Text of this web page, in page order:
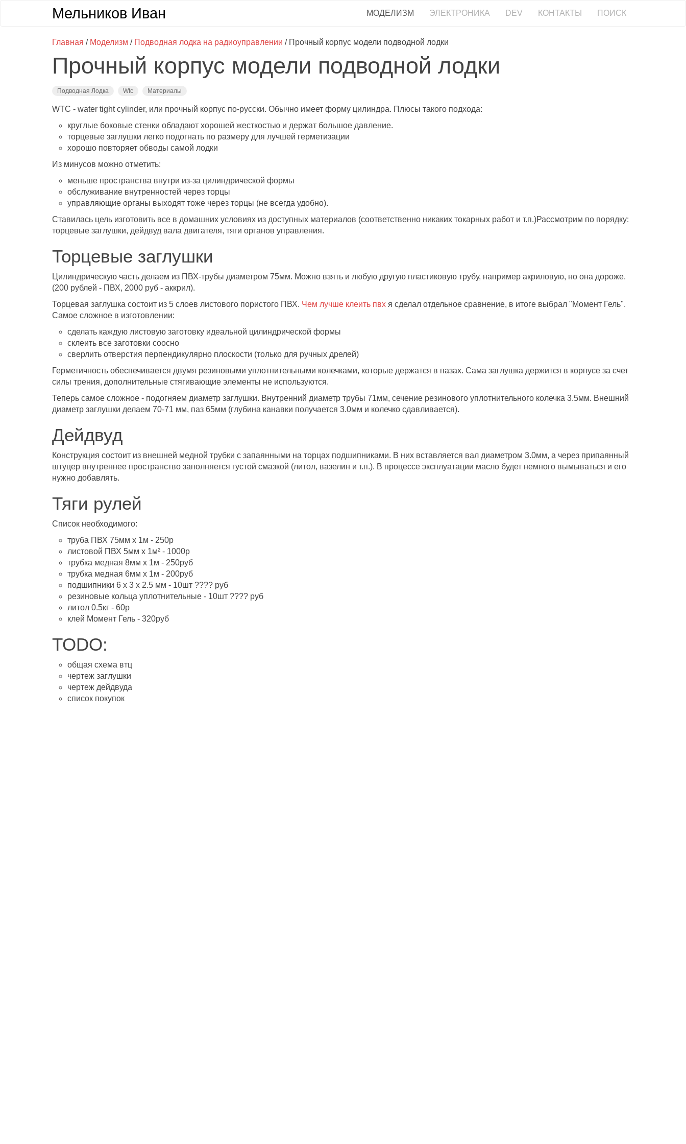
Мельников Иван МОДЕЛИЗМ ЭЛЕКТРОНИКА DEV КОНТАКТЫ ПОИСК
Главная / Моделизм / Подводная лодка на радиоуправлении / Прочный корпус модели подводной лодки
Прочный корпус модели подводной лодки
Подводная Лодка Wtc Материалы
WTC - water tight cylinder, или прочный корпус по-русски. Обычно имеет форму цилиндра. Плюсы такого подхода:
круглые боковые стенки обладают хорошей жесткостью и держат большое давление.
торцевые заглушки легко подогнать по размеру для лучшей герметизации
хорошо повторяет обводы самой лодки
Из минусов можно отметить:
меньше пространства внутри из-за цилиндрической формы
обслуживание внутренностей через торцы
управляющие органы выходят тоже через торцы (не всегда удобно).
Ставилась цель изготовить все в домашних условиях из доступных материалов (соответственно никаких токарных работ и т.п.)Рассмотрим по порядку:
торцевые заглушки, дейдвуд вала двигателя, тяги органов управления.
Торцевые заглушки
Цилиндрическую часть делаем из ПВХ-трубы диаметром 75мм. Можно взять и любую другую пластиковую трубу, например акриловую, но она дороже.
(200 рублей - ПВХ, 2000 руб - аккрил).
Торцевая заглушка состоит из 5 слоев листового пористого ПВХ. Чем лучше клеить пвх я сделал отдельное сравнение, в итоге выбрал "Момент Гель".
Самое сложное в изготовлении:
сделать каждую листовую заготовку идеальной цилиндрической формы
склеить все заготовки соосно
сверлить отверстия перпендикулярно плоскости (только для ручных дрелей)
Герметичность обеспечивается двумя резиновыми уплотнительными колечками, которые держатся в пазах. Сама заглушка держится в корпусе за счет
силы трения, дополнительные стягивающие элементы не используются.
Теперь самое сложное - подогняем диаметр заглушки. Внутренний диаметр трубы 71мм, сечение резинового уплотнительного колечка 3.5мм. Внешний
диаметр заглушки делаем 70-71 мм, паз 65мм (глубина канавки получается 3.0мм и колечко сдавливается).
Дейдвуд
Конструкция состоит из внешней медной трубки с запаянными на торцах подшипниками. В них вставляется вал диаметром 3.0мм, а через припаянный
штуцер внутреннее пространство заполняется густой смазкой (литол, вазелин и т.п.). В процессе эксплуатации масло будет немного вымываться и его
нужно добавлять.
Тяги рулей
Список необходимого:
труба ПВХ 75мм х 1м - 250р
листовой ПВХ 5мм х 1м² - 1000р
трубка медная 8мм х 1м - 250руб
трубка медная 6мм х 1м - 200руб
подшипники 6 х 3 х 2.5 мм - 10шт ???? руб
резиновые кольца уплотнительные - 10шт ???? руб
литол 0.5кг - 60р
клей Момент Гель - 320руб
TODO:
общая схема втц
чертеж заглушки
чертеж дейдвуда
список покупок